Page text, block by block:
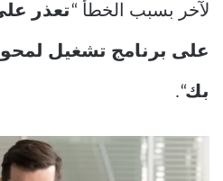
لآخر بسبب الخطأ “
على برنامج تشغيل
بك“.